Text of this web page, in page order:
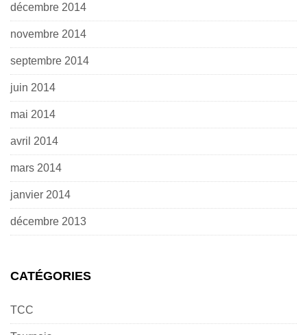
décembre 2014
novembre 2014
septembre 2014
juin 2014
mai 2014
avril 2014
mars 2014
janvier 2014
décembre 2013
CATÉGORIES
TCC